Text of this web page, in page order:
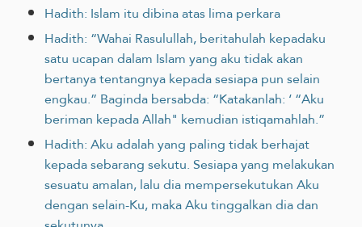
Hadith: Islam itu dibina atas lima perkara
Hadith: “Wahai Rasulullah, beritahulah kepadaku
satu ucapan dalam Islam yang aku tidak akan
bertanya tentangnya kepada sesiapa pun selain
engkau.” Baginda bersabda: “Katakanlah: ‘ “Aku
beriman kepada Allah" kemudian istiqamahlah.”
Hadith: Aku adalah yang paling tidak berhajat
kepada sebarang sekutu. Sesiapa yang melakukan
sesuatu amalan, lalu dia mempersekutukan Aku
dengan selain-Ku, maka Aku tinggalkan dia dan